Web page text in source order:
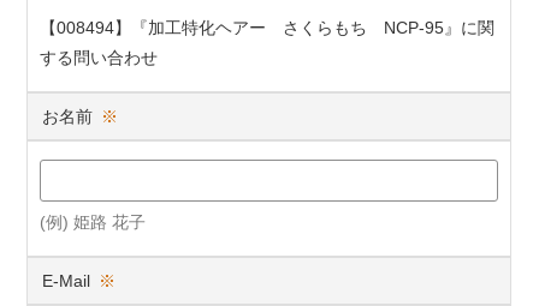
【008494】『加工特化ヘアー さくらもち NCP-95』に関
する問い合わせ
お名前 ※
(例) 姫路 花子
E-Mail ※